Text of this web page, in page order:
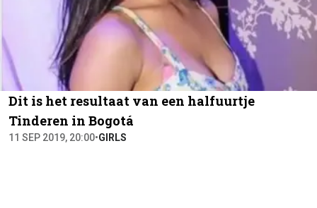
Dit is het resultaat van een halfuurtje
Tinderen in Bogotá
11 SEP 2019, 20:00•GIRLS